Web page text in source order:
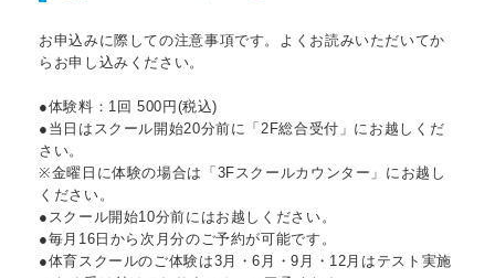
お申込みに際しての注意事項です。よくお読みいただいてか
らお申し込みください。
●体験料：1回 500円(税込)
●当日はスクール開始20分前に「2F総合受付」にお越しくだ
さい。
※金曜日に体験の場合は「3Fスクールカウンター」にお越し
ください。
●スクール開始10分前にはお越しください。
●毎月16日から次月分のご予約が可能です。
●体育スクールのご体験は3月・6月・9月・12月はテスト実施